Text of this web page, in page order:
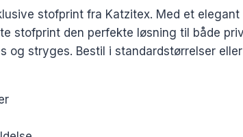
stofprint fra Katzitex. Med et
stofprint den perfekte løsning til både
og stryges. Bestil i standardstørrelser